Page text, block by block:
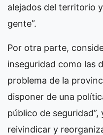
alejados del territorio
gente”.
Por otra parte,
inseguridad como las
problema de la
disponer de una
público de
reivindicar y